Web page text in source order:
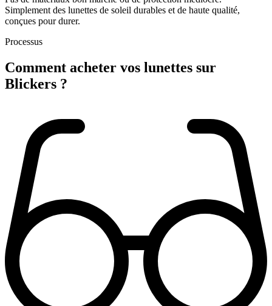
Simplement des lunettes de soleil durables et de haute qualité,
conçues pour durer.
Processus
Comment acheter vos lunettes sur
Blickers ?